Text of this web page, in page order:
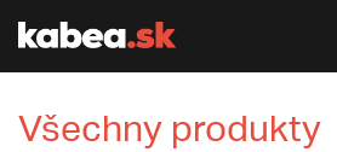
Všechny produkty